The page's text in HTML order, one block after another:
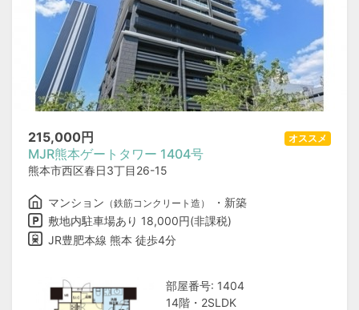
215,000円
MJR熊本ゲートタワー 1404号
熊本市西区春日3丁目26-15
オススメ
マンション （鉄筋コンクリート造）
・新築
敷地内駐車場あり 18,000円(非課税)
JR豊肥本線 熊本 徒歩4分
部屋番号: 1404
14階・2SLDK